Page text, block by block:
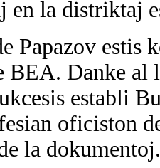
en la distriktaj
Papazov estis
BEA. Danke al
establi
oficiston
la dokumentoj.